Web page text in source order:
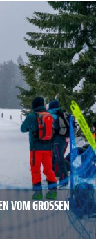
GROSSEN A